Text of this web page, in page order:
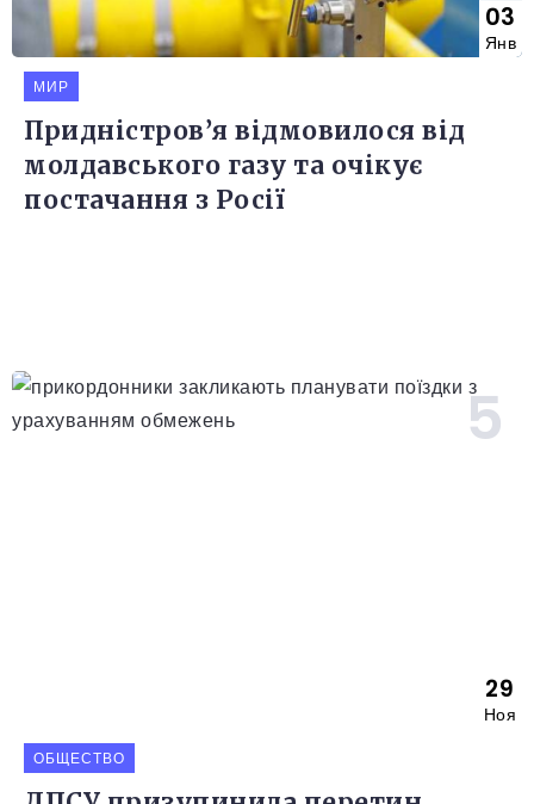
03
Янв
МИР
Придністров’я відмовилося від
молдавського газу та очікує
постачання з Росії
29
Ноя
ОБЩЕСТВО